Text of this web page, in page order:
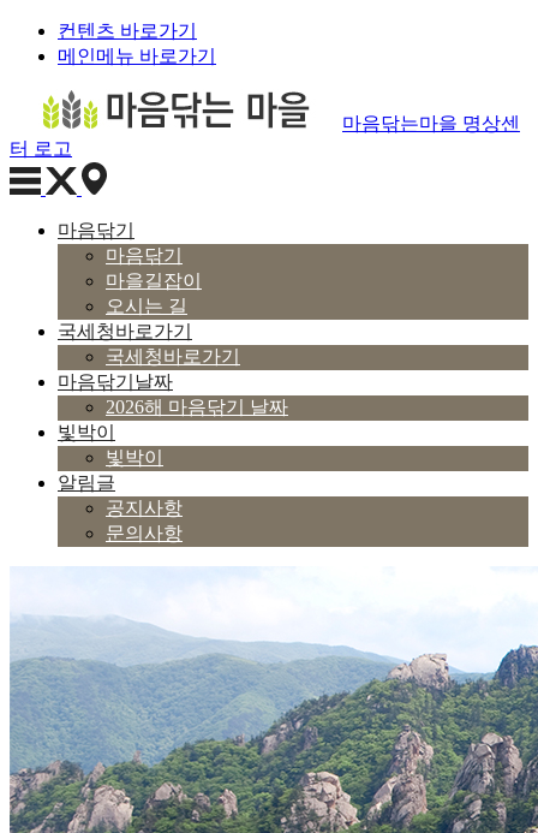
컨텐츠 바로가기
메인메뉴 바로가기
마음닦는마을 명상센
터 로고
마음닦기
마음닦기
마을길잡이
오시는 길
국세청바로가기
국세청바로가기
마음닦기날짜
2026해 마음닦기 날짜
빛박이
빛박이
알림글
공지사항
문의사항